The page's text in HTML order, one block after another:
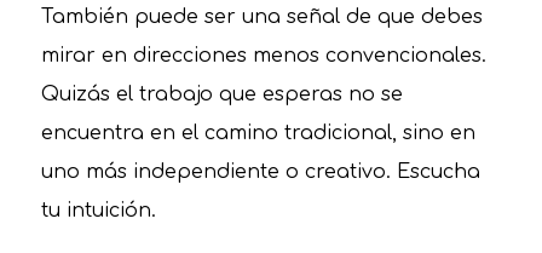
También puede ser una señal de que debes
mirar en direcciones menos convencionales.
Quizás el trabajo que esperas no se
encuentra en el camino tradicional, sino en
uno más independiente o creativo. Escucha
tu intuición.